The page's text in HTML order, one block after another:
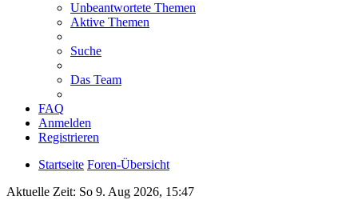
Unbeantwortete Themen
Aktive Themen
Suche
Das Team
FAQ
Anmelden
Registrieren
Startseite Foren-Übersicht
Aktuelle Zeit: So 9. Aug 2026, 15:47